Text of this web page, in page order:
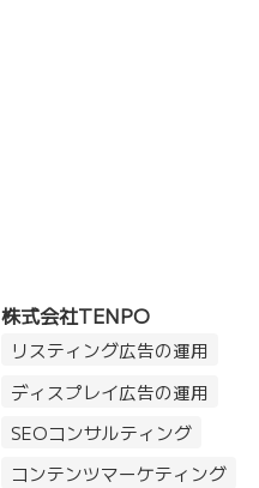
株式会社TENPO
リスティング広告の運用
ディスプレイ広告の運用
SEOコンサルティング
コンテンツマーケティング